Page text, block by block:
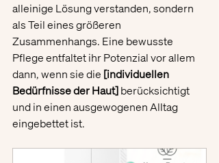
alleinige Lösung verstanden, sondern
als Teil eines größeren
Zusammenhangs. Eine bewusste
Pflege entfaltet ihr Potenzial vor allem
dann, wenn sie die [individuellen
Bedürfnisse der Haut] berücksichtigt
und in einen ausgewogenen Alltag
eingebettet ist.